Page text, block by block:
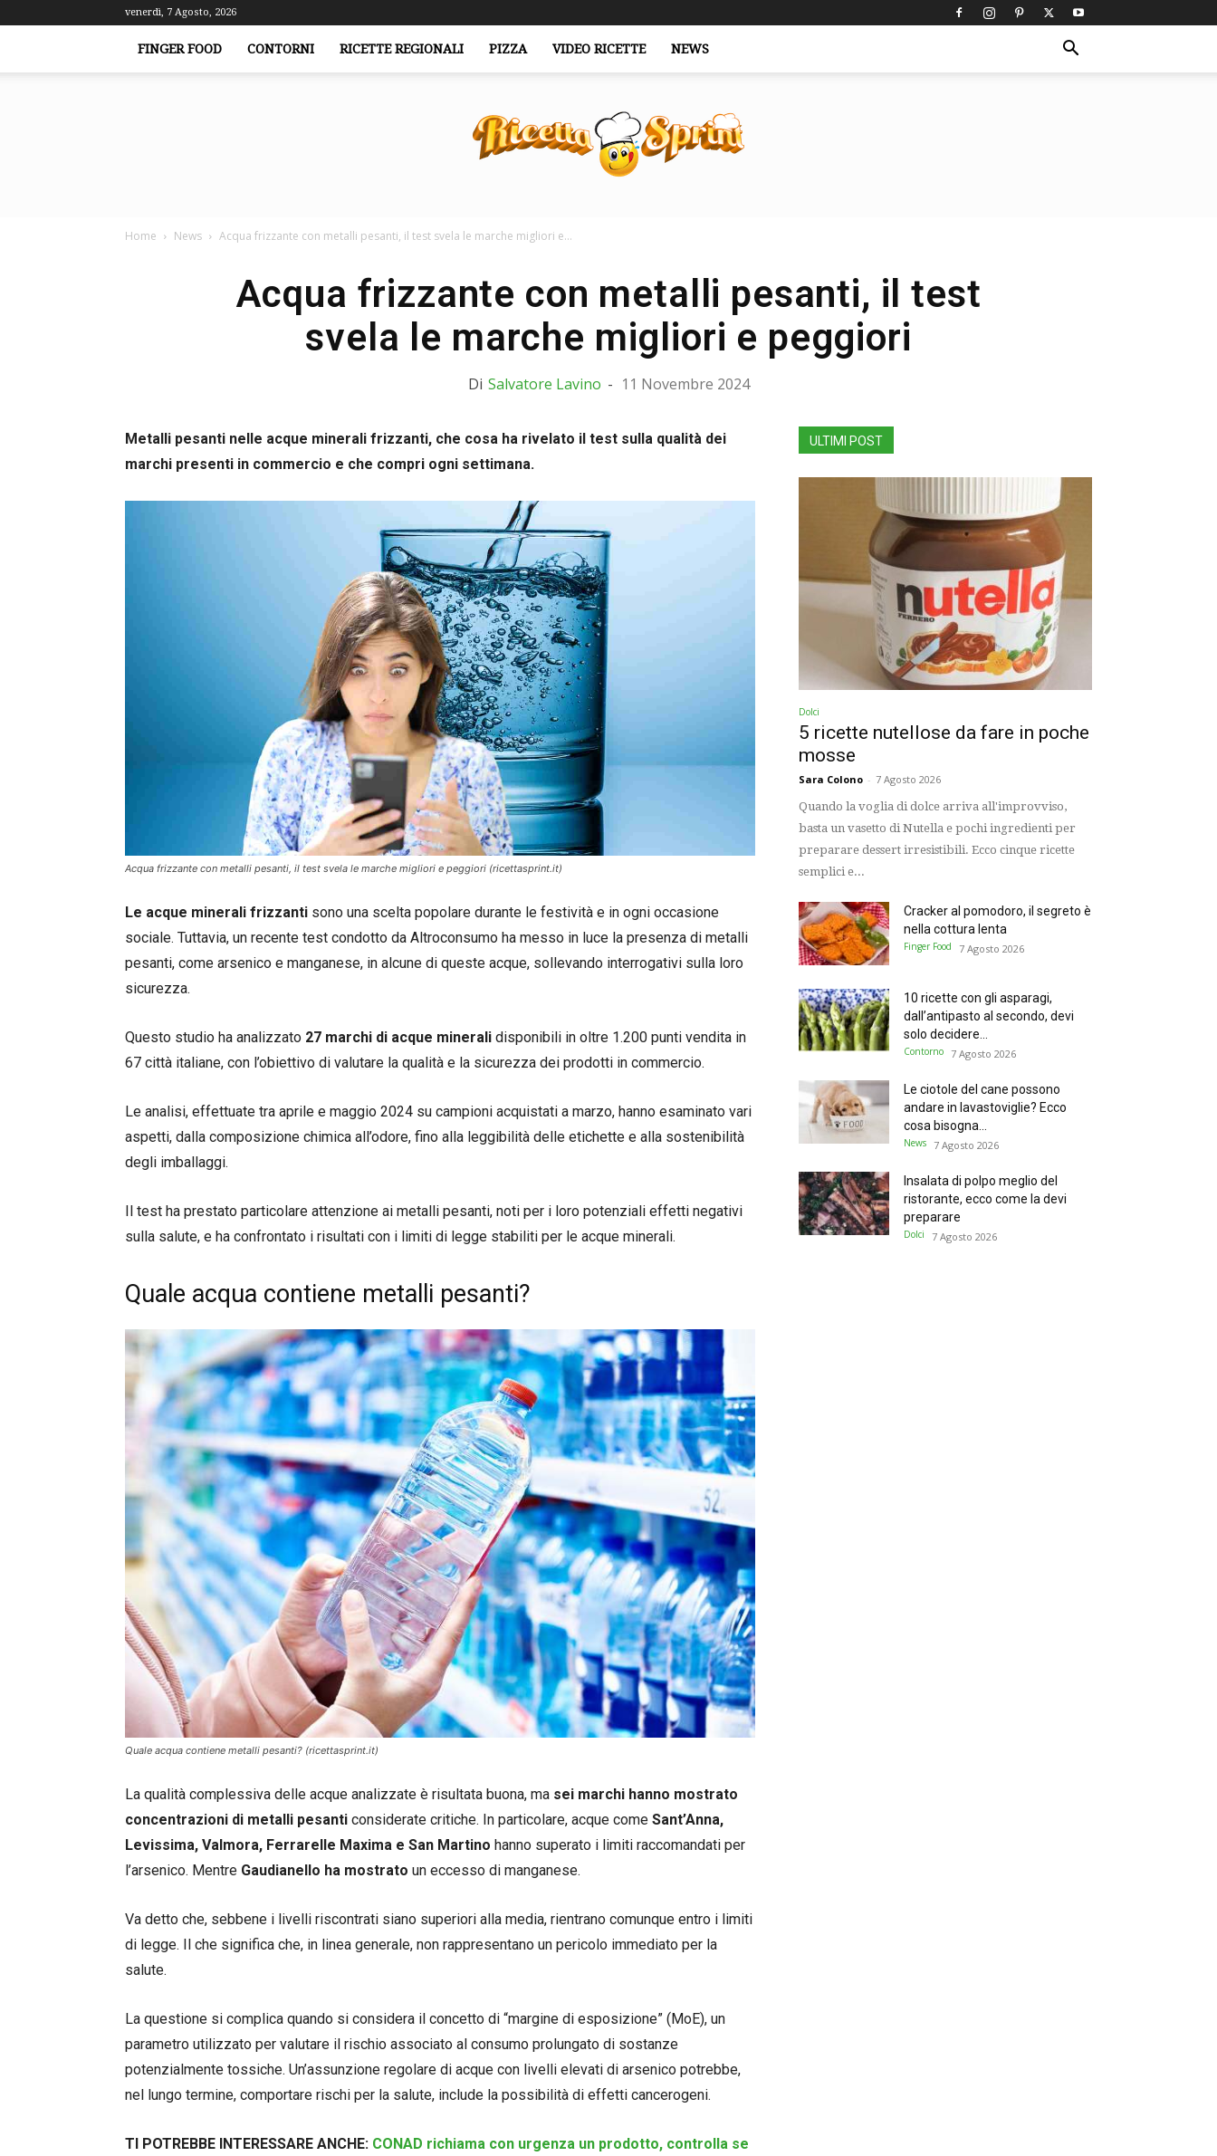
venerdì, 7 Agosto, 2026
FINGER FOOD CONTORNI RICETTE REGIONALI PIZZA VIDEO RICETTE NEWS
Home News Acqua frizzante con metalli pesanti, il test svela le marche migliori e...
Acqua frizzante con metalli pesanti, il test
svela le marche migliori e peggiori
Di Salvatore Lavino - 11 Novembre 2024
Metalli pesanti nelle acque minerali frizzanti, che cosa ha rivelato il test sulla qualità dei
marchi presenti in commercio e che compri ogni settimana.
Acqua frizzante con metalli pesanti, il test svela le marche migliori e peggiori (ricettasprint.it)
Le acque minerali frizzanti sono una scelta popolare durante le festività e in ogni occasione
sociale. Tuttavia, un recente test condotto da Altroconsumo ha messo in luce la presenza di metalli
pesanti, come arsenico e manganese, in alcune di queste acque, sollevando interrogativi sulla loro
sicurezza.
Questo studio ha analizzato 27 marchi di acque minerali disponibili in oltre 1.200 punti vendita in
67 città italiane, con l’obiettivo di valutare la qualità e la sicurezza dei prodotti in commercio.
Le analisi, effettuate tra aprile e maggio 2024 su campioni acquistati a marzo, hanno esaminato vari
aspetti, dalla composizione chimica all’odore, fino alla leggibilità delle etichette e alla sostenibilità
degli imballaggi.
Il test ha prestato particolare attenzione ai metalli pesanti, noti per i loro potenziali effetti negativi
sulla salute, e ha confrontato i risultati con i limiti di legge stabiliti per le acque minerali.
Quale acqua contiene metalli pesanti?
Quale acqua contiene metalli pesanti? (ricettasprint.it)
La qualità complessiva delle acque analizzate è risultata buona, ma sei marchi hanno mostrato
concentrazioni di metalli pesanti considerate critiche. In particolare, acque come Sant’Anna,
Levissima, Valmora, Ferrarelle Maxima e San Martino hanno superato i limiti raccomandati per
l’arsenico. Mentre Gaudianello ha mostrato un eccesso di manganese.
Va detto che, sebbene i livelli riscontrati siano superiori alla media, rientrano comunque entro i limiti
di legge. Il che significa che, in linea generale, non rappresentano un pericolo immediato per la
salute.
La questione si complica quando si considera il concetto di “margine di esposizione” (MoE), un
parametro utilizzato per valutare il rischio associato al consumo prolungato di sostanze
potenzialmente tossiche. Un’assunzione regolare di acque con livelli elevati di arsenico potrebbe,
nel lungo termine, comportare rischi per la salute, include la possibilità di effetti cancerogeni.
TI POTREBBE INTERESSARE ANCHE: CONAD richiama con urgenza un prodotto, controlla se
ULTIMI POST
Dolci
5 ricette nutellose da fare in poche
mosse
Sara Colono - 7 Agosto 2026
Quando la voglia di dolce arriva all'improvviso,
basta un vasetto di Nutella e pochi ingredienti per
preparare dessert irresistibili. Ecco cinque ricette
semplici e...
Cracker al pomodoro, il segreto è
nella cottura lenta
Finger Food 7 Agosto 2026
10 ricette con gli asparagi,
dall’antipasto al secondo, devi
solo decidere...
Contorno 7 Agosto 2026
Le ciotole del cane possono
andare in lavastoviglie? Ecco
cosa bisogna...
News 7 Agosto 2026
Insalata di polpo meglio del
ristorante, ecco come la devi
preparare
Dolci 7 Agosto 2026